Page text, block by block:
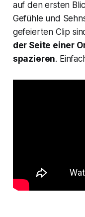
auf den ersten
Gefühle und
gefeierten Clip
der Seite einer
spazieren.